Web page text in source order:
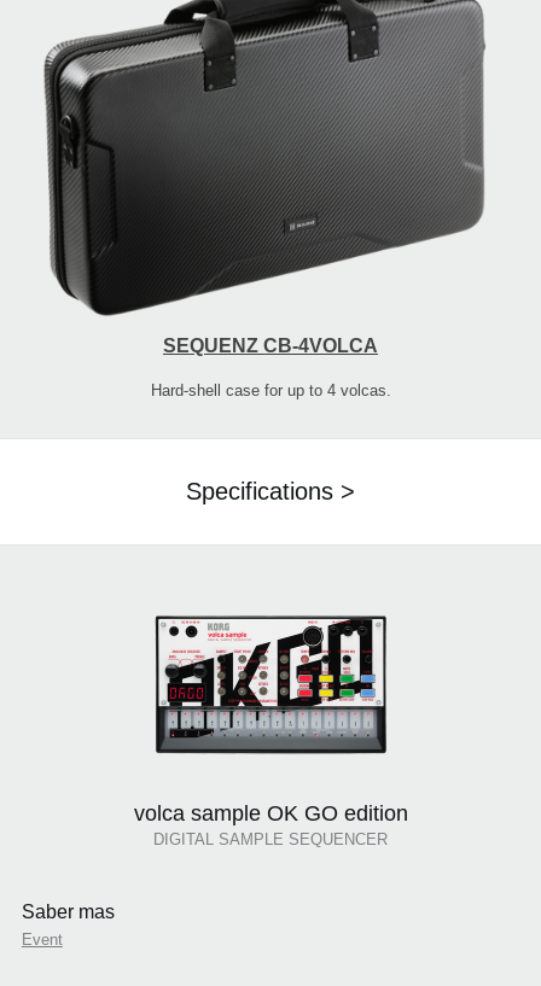
SEQUENZ CB-4VOLCA
Hard-shell case for up to 4 volcas.
Specifications >
volca sample OK GO edition
DIGITAL SAMPLE SEQUENCER
Saber mas
Event